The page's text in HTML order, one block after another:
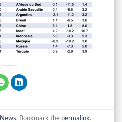
News. Bookmark the permalink.